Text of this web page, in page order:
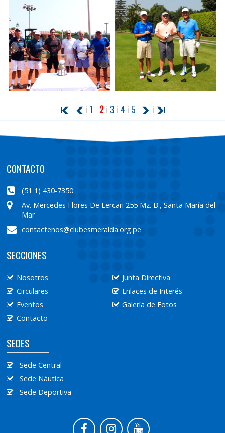
SEMANA SANTA -
OREJAS DE CONEJO
CAMPAMENTO
SEMANA SANTA -
CARITAS PINTADAS
CAMPEONATO DE
COPA ESMERALDA
ESMERALDA 2017
1 2 3 4 5
CONTACTO
(51 1) 430-7350
Av. Mercedes Flores De Lercari 255 Mz. B., Santa María del
Mar
contactenos@clubesmeralda.org.pe
SECCIONES
Nosotros
Junta Directiva
Circulares
Enlaces de Interés
Eventos
Galería de Fotos
Contacto
SEDES
Sede Central
Sede Náutica
Sede Deportiva